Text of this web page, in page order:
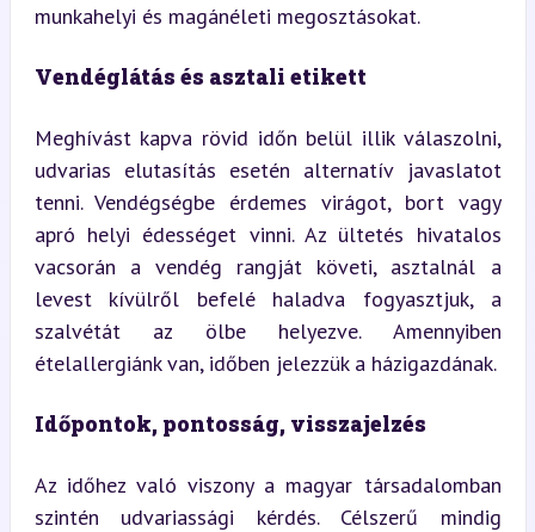
munkahelyi és magánéleti megosztásokat.
Vendéglátás és asztali etikett
Meghívást kapva rövid időn belül illik válaszolni,
udvarias elutasítás esetén alternatív javaslatot
tenni. Vendégségbe érdemes virágot, bort vagy
apró helyi édességet vinni. Az ültetés hivatalos
vacsorán a vendég rangját követi, asztalnál a
levest kívülről befelé haladva fogyasztjuk, a
szalvétát az ölbe helyezve. Amennyiben
ételallergiánk van, időben jelezzük a házigazdának.
Időpontok, pontosság, visszajelzés
Az időhez való viszony a magyar társadalomban
szintén udvariassági kérdés. Célszerű mindig